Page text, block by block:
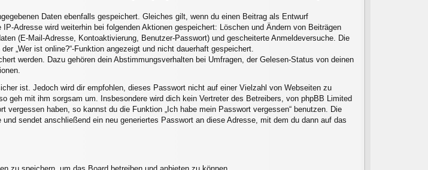
Daten ebenfalls gespeichert. Gleiches gilt, wenn du einen Beitrag als Entwurf
Adresse wird weiterhin bei folgenden Aktionen gespeichert: Löschen und Ändern von Beiträgen
(E-Mail-Adresse, Kontoaktivierung, Benutzer-Passwort) und gescheiterte Anmeldeversuche. Die
„Wer ist online?“-Funktion angezeigt und nicht dauerhaft gespeichert.
werden. Dazu gehören dein Abstimmungsverhalten bei Umfragen, der Gelesen-Status von deinen
ist. Jedoch wird dir empfohlen, dieses Passwort nicht auf einer Vielzahl von Webseiten zu
mit ihm sorgsam um. Insbesondere wird dich kein Vertreter des Betreibers, von phpBB Limited
haben, so kannst du die Funktion „Ich habe mein Passwort vergessen“ benutzen. Die
sendet anschließend ein neu generiertes Passwort an diese Adresse, mit dem du dann auf das